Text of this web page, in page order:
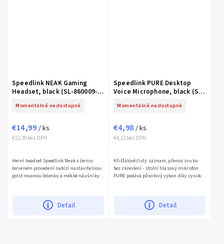
Speedlink NEAK Gaming
Headset, black (SL-860009-
Momentálně nedostupné
€12,39 bez DPH
€14,99 / ks
Detail
Herní headset Speedlink Neak v černo-
červeném provedení nabízí nastavitelnou
polstrovanou čelenku a měkké náušníky
Speedlink PURE Desktop
Voice Microphone, black (SL-
Momentálně nedostupné
€4,12 bez DPH
€4,98 / ks
Detail
Křišťálově čistý záznam, přenos zvuku
bez zkreslení - stolní hlasový mikrofon
PURE podává působivý výkon díky vysoké